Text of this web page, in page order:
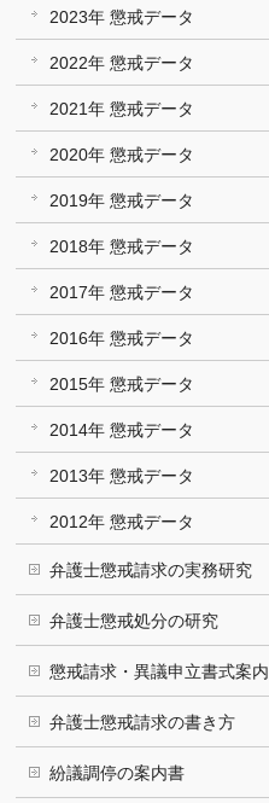
2023年 懲戒データ
2022年 懲戒データ
2021年 懲戒データ
2020年 懲戒データ
2019年 懲戒データ
2018年 懲戒データ
2017年 懲戒データ
2016年 懲戒データ
2015年 懲戒データ
2014年 懲戒データ
2013年 懲戒データ
2012年 懲戒データ
弁護士懲戒請求の実務研究
弁護士懲戒処分の研究
懲戒請求・異議申立書式案内
弁護士懲戒請求の書き方
紛議調停の案内書